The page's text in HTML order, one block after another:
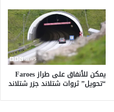
يمكن للأنفاق على طراز Faroes
“تحويل” ثروات شتلاند جزر شتلاند